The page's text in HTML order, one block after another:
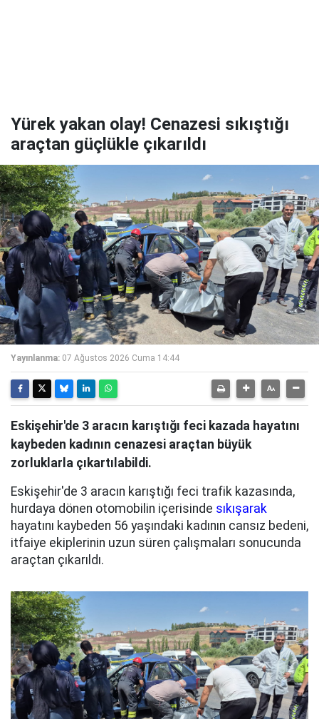
Yürek yakan olay! Cenazesi sıkıştığı
araçtan güçlükle çıkarıldı
Yayınlanma: 07 Ağustos 2026 Cuma 14:44
Eskişehir'de 3 aracın karıştığı feci kazada hayatını
kaybeden kadının cenazesi araçtan büyük
zorluklarla çıkartılabildi.
Eskişehir'de 3 aracın karıştığı feci trafik kazasında,
hurdaya dönen otomobilin içerisinde sıkışarak
hayatını kaybeden 56 yaşındaki kadının cansız bedeni,
itfaiye ekiplerinin uzun süren çalışmaları sonucunda
araçtan çıkarıldı.